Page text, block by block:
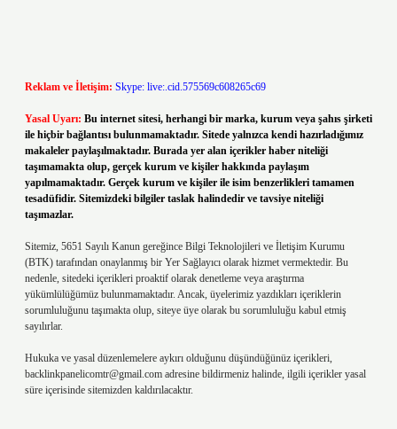
Reklam ve İletişim: Skype: live:.cid.575569c608265c69
Yasal Uyarı: Bu internet sitesi, herhangi bir marka, kurum veya şahıs şirketi
ile hiçbir bağlantısı bulunmamaktadır. Sitede yalnızca kendi hazırladığımız
makaleler paylaşılmaktadır. Burada yer alan içerikler haber niteliği
taşımamakta olup, gerçek kurum ve kişiler hakkında paylaşım
yapılmamaktadır. Gerçek kurum ve kişiler ile isim benzerlikleri tamamen
tesadüfidir. Sitemizdeki bilgiler taslak halindedir ve tavsiye niteliği
taşımazlar.
Sitemiz, 5651 Sayılı Kanun gereğince Bilgi Teknolojileri ve İletişim Kurumu
(BTK) tarafından onaylanmış bir Yer Sağlayıcı olarak hizmet vermektedir. Bu
nedenle, sitedeki içerikleri proaktif olarak denetleme veya araştırma
yükümlülüğümüz bulunmamaktadır. Ancak, üyelerimiz yazdıkları içeriklerin
sorumluluğunu taşımakta olup, siteye üye olarak bu sorumluluğu kabul etmiş
sayılırlar.
Hukuka ve yasal düzenlemelere aykırı olduğunu düşündüğünüz içerikleri,
backlinkpanelicomtr@gmail.com adresine bildirmeniz halinde, ilgili içerikler yasal
süre içerisinde sitemizden kaldırılacaktır.